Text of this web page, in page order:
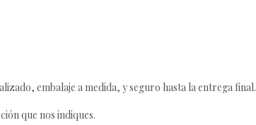
embalaje a medida, y seguro hasta la entrega final.
que nos indiques.